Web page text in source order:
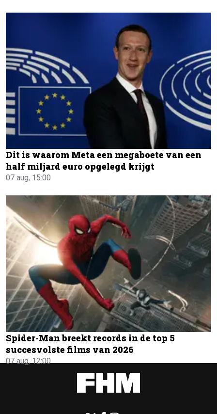
Dit is waarom Meta een megaboete van een
half miljard euro opgelegd krijgt
07 aug, 15:00
Spider-Man breekt records in de top 5
succesvolste films van 2026
07 aug, 12:00